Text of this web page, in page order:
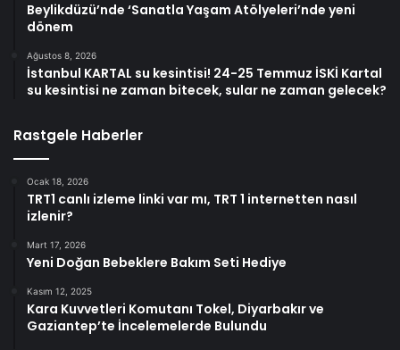
Beylikdüzü’nde ‘Sanatla Yaşam Atölyeleri’nde yeni
dönem
Ağustos 8, 2026
İstanbul KARTAL su kesintisi! 24-25 Temmuz İSKİ Kartal
su kesintisi ne zaman bitecek, sular ne zaman gelecek?
Rastgele Haberler
Ocak 18, 2026
TRT1 canlı izleme linki var mı, TRT 1 internetten nasıl
izlenir?
Mart 17, 2026
Yeni Doğan Bebeklere Bakım Seti Hediye
Kasım 12, 2025
Kara Kuvvetleri Komutanı Tokel, Diyarbakır ve
Gaziantep’te İncelemelerde Bulundu